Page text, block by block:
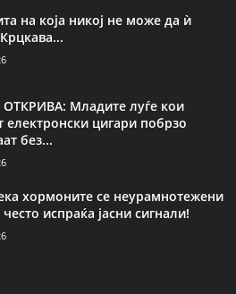
на која никој не може да ѝ
ОТКРИВА: Младите луѓе кои
електронски цигари побрзо
без...
хормоните се неурамнотежени
испраќа јасни сигнали!